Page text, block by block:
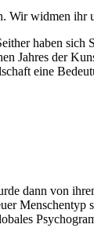
Wir widmen ihr
haben sich
Jahres der
eine
dann von
Menschentyp